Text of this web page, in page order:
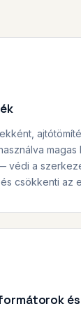
magas
védi a
csökkenti az